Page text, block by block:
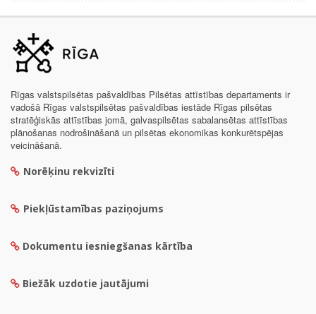
Rīgas valstspilsētas pašvaldības Pilsētas attīstības departaments ir
vadošā Rīgas valstspilsētas pašvaldības iestāde Rīgas pilsētas
stratēģiskās attīstības jomā, galvaspilsētas sabalansētas attīstības
plānošanas nodrošināšanā un pilsētas ekonomikas konkurētspējas
veicināšanā.
Norēķinu rekvizīti
Piekļūstamības paziņojums
Dokumentu iesniegšanas kārtība
Biežāk uzdotie jautājumi